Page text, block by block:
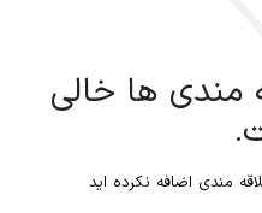
مندی ها خالی
مندی اضافه نکرده اید